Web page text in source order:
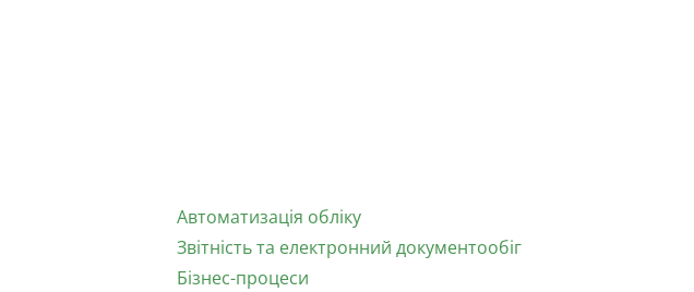
Автоматизація обліку
Звітність та електронний документообіг
Бізнес-процеси